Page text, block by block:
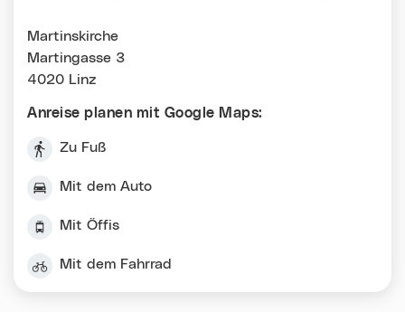
Martinskirche
Martingasse 3
4020 Linz
Anreise planen mit Google Maps:
Zu Fuß
Mit dem Auto
Mit Öffis
Mit dem Fahrrad